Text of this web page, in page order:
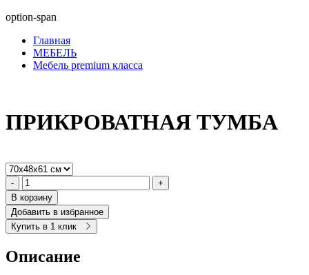
option-span
Главная
МЕБЕЛЬ
Мебель premium класса
ПРИКРОВАТНАЯ ТУМБА
-
+
В корзину
Добавить в избранное
Купить в 1 клик
Описание